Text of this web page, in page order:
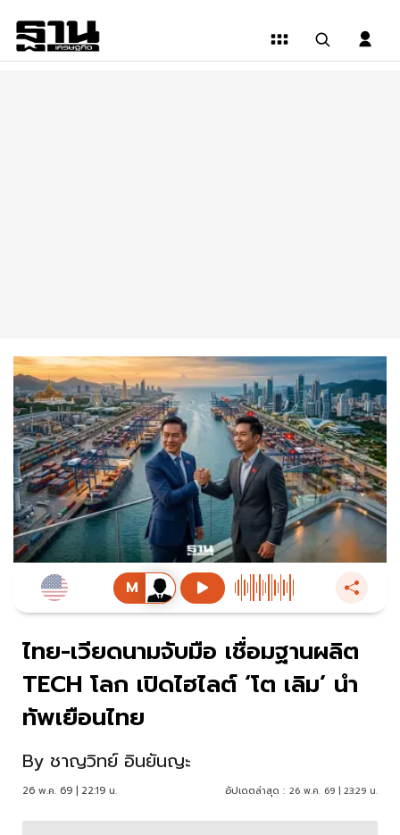
ไทย-เวียดนามจับมือ เชื่อมฐานผลิต
TECH โลก เปิดไฮไลต์ ‘โต เลิม’ นำ
ทัพเยือนไทย
By ชาญวิทย์ อินยันญะ
26 พ.ค. 69 | 22:19 น. อัปเดตล่าสุด : 26 พ.ค. 69 | 23:29 น.